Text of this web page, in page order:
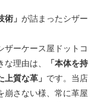
術」 が詰まったシザー
ザーケース屋ドットコ
理由は、
「本体を持
質な革」 です。当店
崩さない様、常に革屋